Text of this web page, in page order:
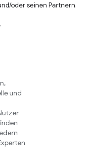
oder seinen Partnern.
und